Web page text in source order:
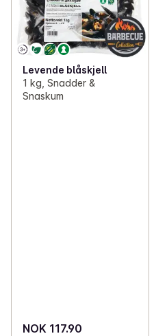
Levende blåskjell
1 kg, Snadder &
Snaskum
NOK 117.90